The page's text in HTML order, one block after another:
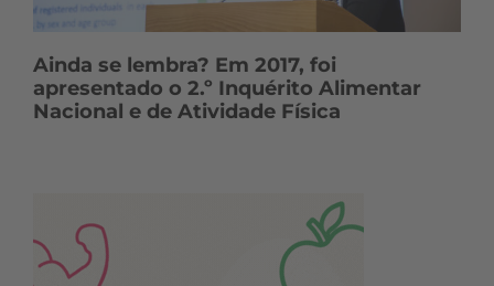
Ainda se lembra? Em 2017, foi
apresentado o 2.º Inquérito Alimentar
Nacional e de Atividade Física